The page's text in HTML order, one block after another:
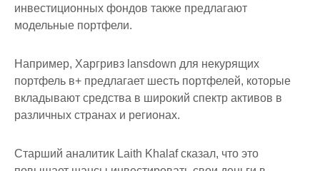
инвестиционных фондов также предлагают
модельные портфели.
Например, Харгривз lansdown для некурящих
портфель в+ предлагает шесть портфелей, которые
вкладывают средства в широкий спектр активов в
различных странах и регионах.
Старший аналитик Laith Khalaf сказал, что это